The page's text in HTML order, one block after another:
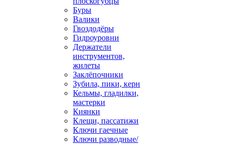
Буры
Валики
Гвоздодёры
Гидроуровни
Держатели
инструментов,
жилеты
Заклёпочники
Зубила, пики, керн
Кельмы, гладилки,
мастерки
Киянки
Клещи, пассатижи
Ключи гаечные
Ключи разводные/